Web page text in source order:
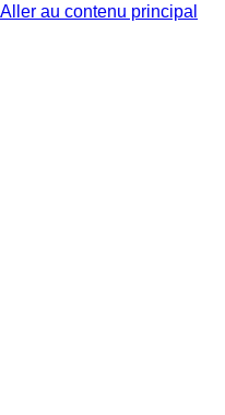
Aller au contenu principal